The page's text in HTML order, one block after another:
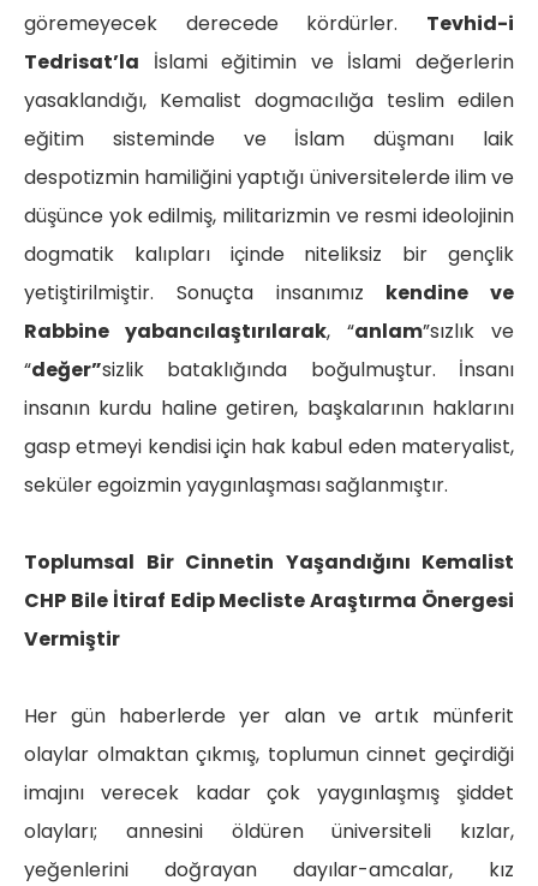
göremeyecek derecede kördürler. Tevhid-i
Tedrisat’la İslami eğitimin ve İslami değerlerin
yasaklandığı, Kemalist dogmacılığa teslim edilen
eğitim sisteminde ve İslam düşmanı laik
despotizmin hamiliğini yaptığı üniversitelerde ilim ve
düşünce yok edilmiş, militarizmin ve resmi ideolojinin
dogmatik kalıpları içinde niteliksiz bir gençlik
yetiştirilmiştir. Sonuçta insanımız kendine ve
Rabbine yabancılaştırılarak, “anlam”sızlık ve
“değer”sizlik bataklığında boğulmuştur. İnsanı
insanın kurdu haline getiren, başkalarının haklarını
gasp etmeyi kendisi için hak kabul eden materyalist,
seküler egoizmin yaygınlaşması sağlanmıştır.
Toplumsal Bir Cinnetin Yaşandığını Kemalist
CHP Bile İtiraf Edip Mecliste Araştırma Önergesi
Vermiştir
Her gün haberlerde yer alan ve artık münferit
olaylar olmaktan çıkmış, toplumun cinnet geçirdiği
imajını verecek kadar çok yaygınlaşmış şiddet
olayları; annesini öldüren üniversiteli kızlar,
yeğenlerini doğrayan dayılar-amcalar, kız